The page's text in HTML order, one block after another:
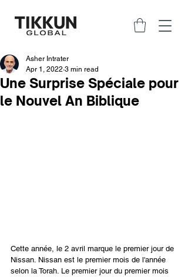
Une Surprise Spéciale pour
le Nouvel An Biblique
Asher Intrater
Apr 1, 2022 3 min read
Cette année, le 2 avril marque le premier jour de
Nissan. Nissan est le premier mois de l'année
selon la Torah. Le premier jour du premier mois